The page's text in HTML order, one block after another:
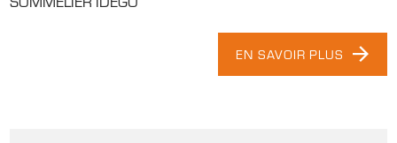
EN SAVOIR PLUS